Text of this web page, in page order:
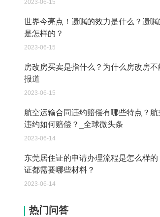
2023-06-15
世界今亮点！遗嘱的效力是什么？遗
是怎样的？
2023-06-15
房改房买卖是指什么？为什么房改房不
报道
2023-06-15
航空运输合同违约赔偿有哪些特点？航
违约如何赔偿？_全球微头条
2023-06-14
东莞居住证的申请办理流程是怎么样的
证都需要哪些材料？
2023-06-14
热门问答
遗产继承必须要公证吗？